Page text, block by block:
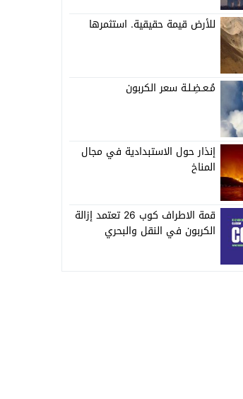
للأرض قيمة حقيقية. استثمرها
مُـعـضِـلـة سعر الكربون
إنذار حول الاستبدادية في مجال
المناخ
قمة الاطراف كوب 26 تعتمد إزالة
الكربون في النقل والبحري